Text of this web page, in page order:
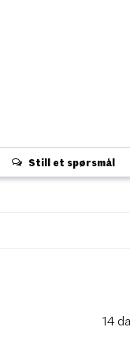
Still et spørsmål
14